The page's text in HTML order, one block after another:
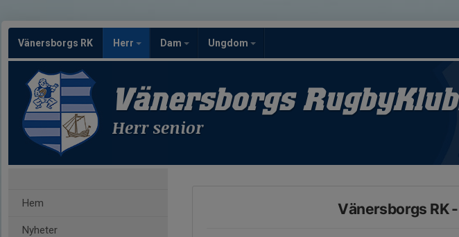
Vänersborgs RK Herr Dam Ungdom
Vänersborgs
Herr senior
Hem
Nyheter
Vänersborgs RK